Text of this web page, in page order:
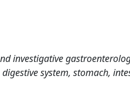
investigative
system, stomach,